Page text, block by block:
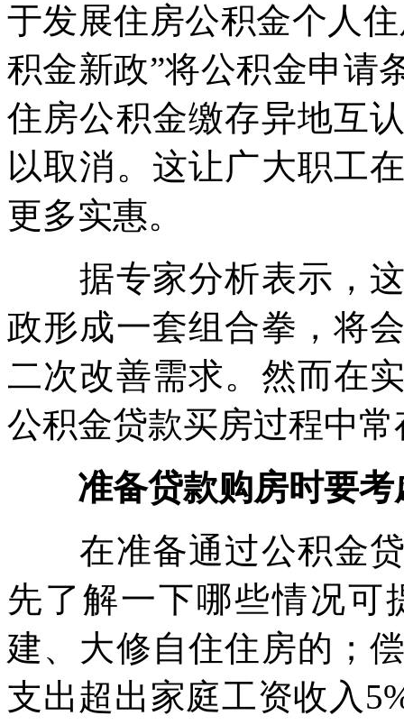
于发展住房公积金个人
积金新政”将公积金申请
住房公积金缴存异地互
以取消。这让广大职工
更多实惠。
据专家分析表示，这
政形成一套组合拳，将
二次改善需求。然而在
公积金贷款买房过程中
准备贷款购房时要
在准备通过公积金贷
先了解一下哪些情况可
建、大修自住住房的；
支出超出家庭工资收入